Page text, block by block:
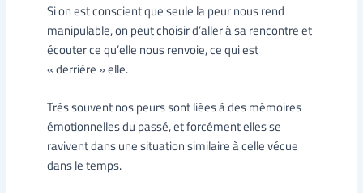
Si on est conscient que seule la peur nous rend
manipulable, on peut choisir d’aller à sa rencontre et
écouter ce qu’elle nous renvoie, ce qui est
« derrière » elle.
Très souvent nos peurs sont liées à des mémoires
émotionnelles du passé, et forcément elles se
ravivent dans une situation similaire à celle vécue
dans le temps.